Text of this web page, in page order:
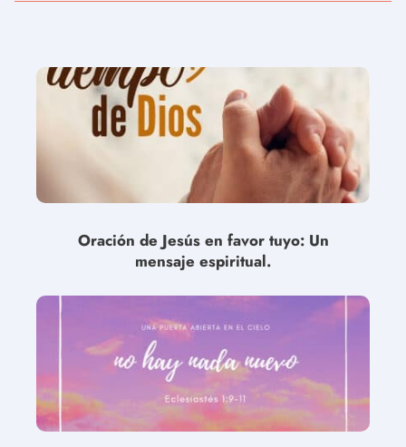
Oración de Jesús en favor tuyo: Un
mensaje espiritual.